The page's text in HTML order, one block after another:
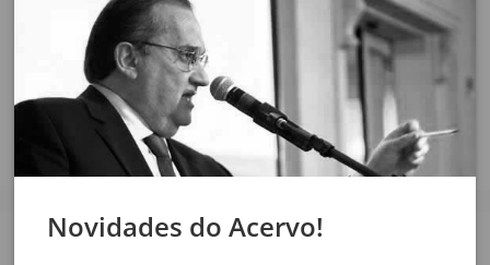
SOLICITAR ORÇAMENTO SOLICITAR VIA WHATSAPP
Compartilhar
Novidades do Acervo!